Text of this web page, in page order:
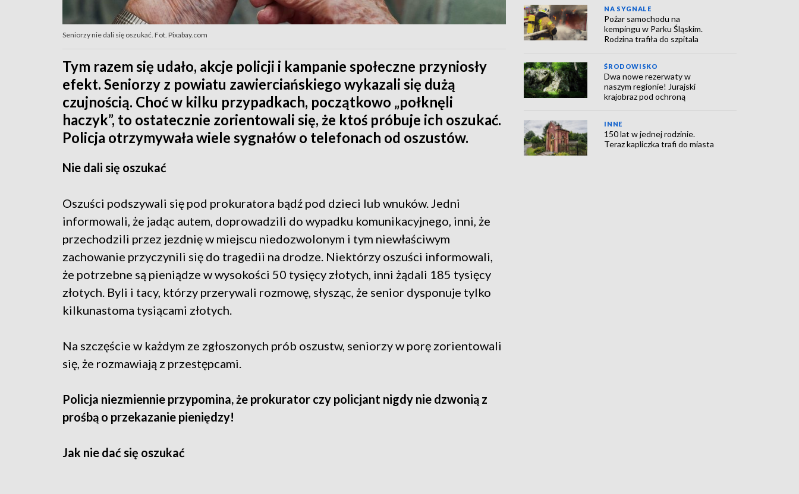
Seniorzy nie dali się oszukać. Fot. Pixabay.com
Tym razem się udało, akcje policji i kampanie społeczne przyniosły
efekt. Seniorzy z powiatu zawierciańskiego wykazali się dużą
czujnością. Choć w kilku przypadkach, początkowo „połknęli
haczyk”, to ostatecznie zorientowali się, że ktoś próbuje ich oszukać.
Policja otrzymywała wiele sygnałów o telefonach od oszustów.
Nie dali się oszukać
Oszuści podszywali się pod prokuratora bądź pod dzieci lub wnuków. Jedni
informowali, że jadąc autem, doprowadzili do wypadku komunikacyjnego, inni, że
przechodzili przez jezdnię w miejscu niedozwolonym i tym niewłaściwym
zachowanie przyczynili się do tragedii na drodze. Niektórzy oszuści informowali,
że potrzebne są pieniądze w wysokości 50 tysięcy złotych, inni żądali 185 tysięcy
złotych. Byli i tacy, którzy przerywali rozmowę, słysząc, że senior dysponuje tylko
kilkunastoma tysiącami złotych.
Na szczęście w każdym ze zgłoszonych prób oszustw, seniorzy w porę zorientowali
się, że rozmawiają z przestępcami.
Policja niezmiennie przypomina, że prokurator czy policjant nigdy nie dzwonią z
prośbą o przekazanie pieniędzy!
Jak nie dać się oszukać
NA SYGNALE
Pożar samochodu na
kempingu w Parku Śląskim.
Rodzina trafiła do szpitala
ŚRODOWISKO
Dwa nowe rezerwaty w
naszym regionie! Jurajski
krajobraz pod ochroną
INNE
150 lat w jednej rodzinie.
Teraz kapliczka trafi do miasta